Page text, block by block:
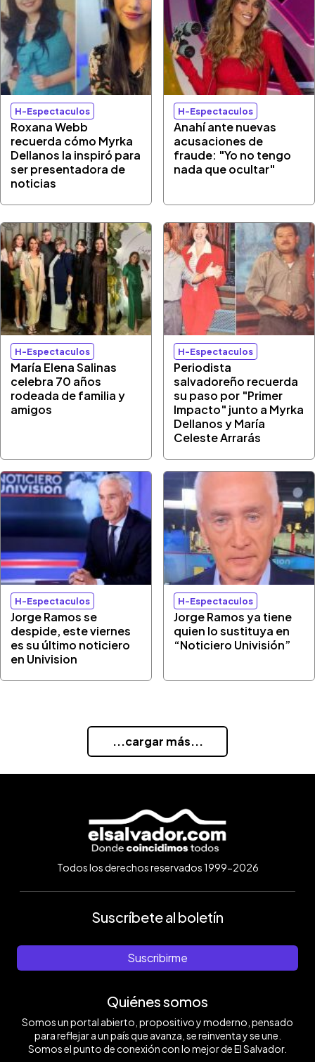
H-Espectaculos
Roxana Webb
recuerda cómo Myrka
Dellanos la inspiró para
ser presentadora de
noticias
H-Espectaculos
Anahí ante nuevas
acusaciones de
fraude: "Yo no tengo
nada que ocultar"
H-Espectaculos
María Elena Salinas
celebra 70 años
rodeada de familia y
amigos
H-Espectaculos
Periodista
salvadoreño recuerda
su paso por "Primer
Impacto" junto a Myrka
Dellanos y María
Celeste Arrarás
H-Espectaculos
Jorge Ramos se
despide, este viernes
es su último noticiero
en Univision
H-Espectaculos
Jorge Ramos ya tiene
quien lo sustituya en
“Noticiero Univisión”
...cargar más...
Todos los derechos reservados 1999-2026
Suscríbete al boletín
Suscribirme
Quiénes somos
Somos un portal abierto, propositivo y moderno, pensado
para reflejar a un país que avanza, se reinventa y se une.
Somos el punto de conexión con lo mejor de El Salvador.